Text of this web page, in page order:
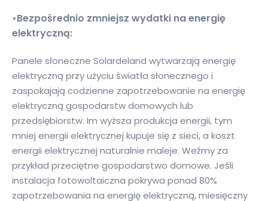
•Bezpośrednio zmniejsz wydatki na energię
elektryczną:
Panele słoneczne Solardeland wytwarzają energię
elektryczną przy użyciu światła słonecznego i
zaspokajają codzienne zapotrzebowanie na energię
elektryczną gospodarstw domowych lub
przedsiębiorstw. Im wyższa produkcja energii, tym
mniej energii elektrycznej kupuje się z sieci, a koszt
energii elektrycznej naturalnie maleje. Weźmy za
przykład przeciętne gospodarstwo domowe. Jeśli
instalacja fotowoltaiczna pokrywa ponad 80%
zapotrzebowania na energię elektryczną, miesięczny